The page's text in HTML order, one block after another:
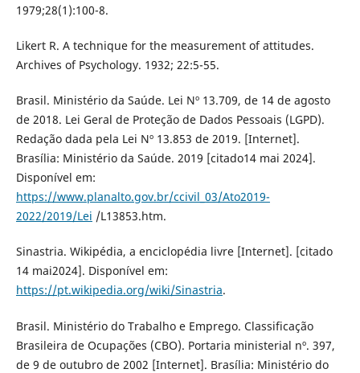
1979;28(1):100-8.
Likert R. A technique for the measurement of attitudes.
Archives of Psychology. 1932; 22:5-55.
Brasil. Ministério da Saúde. Lei Nº 13.709, de 14 de agosto
de 2018. Lei Geral de Proteção de Dados Pessoais (LGPD).
Redação dada pela Lei Nº 13.853 de 2019. [Internet].
Brasília: Ministério da Saúde. 2019 [citado14 mai 2024].
Disponível em:
https://www.planalto.gov.br/ccivil_03/Ato2019-
2022/2019/Lei /L13853.htm.
Sinastria. Wikipédia, a enciclopédia livre [Internet]. [citado
14 mai2024]. Disponível em:
https://pt.wikipedia.org/wiki/Sinastria.
Brasil. Ministério do Trabalho e Emprego. Classificação
Brasileira de Ocupações (CBO). Portaria ministerial nº. 397,
de 9 de outubro de 2002 [Internet]. Brasília: Ministério do